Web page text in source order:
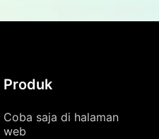
Produk
Coba saja di halaman
web